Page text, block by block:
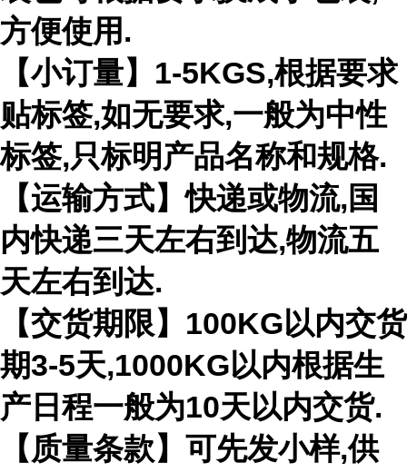
方便使用.
【小订量】1-5KGS,根据要求
贴标签,如无要求,一般为中性
标签,只标明产品名称和规格.
【运输方式】快递或物流,国
内快递三天左右到达,物流五
天左右到达.
【交货期限】100KG以内交货
期3-5天,1000KG以内根据生
产日程一般为10天以内交货.
【质量条款】可先发小样,供